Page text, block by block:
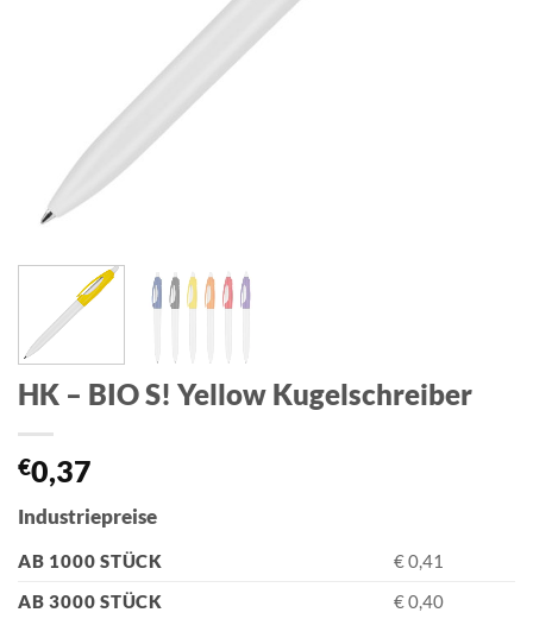
HK – BIO S! Yellow Kugelschreiber
€0,37
Industriepreise
AB 1000 STÜCK
€ 0,41
AB 3000 STÜCK
€ 0,40